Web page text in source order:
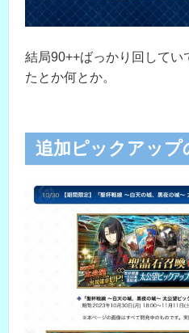
結局90++ばっかり回してい
たとか何とか。
追加ピックアップ